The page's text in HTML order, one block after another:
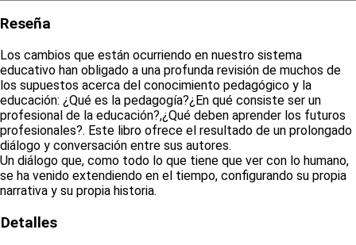
Reseña
Los cambios que están ocurriendo en nuestro sistema
educativo han obligado a una profunda revisión de muchos de
los supuestos acerca del conocimiento pedagógico y la
educación: ¿Qué es la pedagogía?¿En qué consiste ser un
profesional de la educación?,¿Qué deben aprender los futuros
profesionales?. Este libro ofrece el resultado de un prolongado
diálogo y conversación entre sus autores.
Un diálogo que, como todo lo que tiene que ver con lo humano,
se ha venido extendiendo en el tiempo, configurando su propia
narrativa y su propia historia.
Detalles